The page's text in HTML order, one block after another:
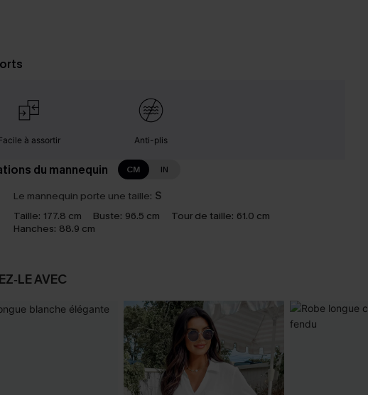
à assortir Anti-plis
du mannequin CM IN
Le mannequin porte une taille: S
Taille: 177.8 cm Buste: 96.5 cm Tour de taille: 61.0 cm
Hanches: 88.9 cm
AVEC